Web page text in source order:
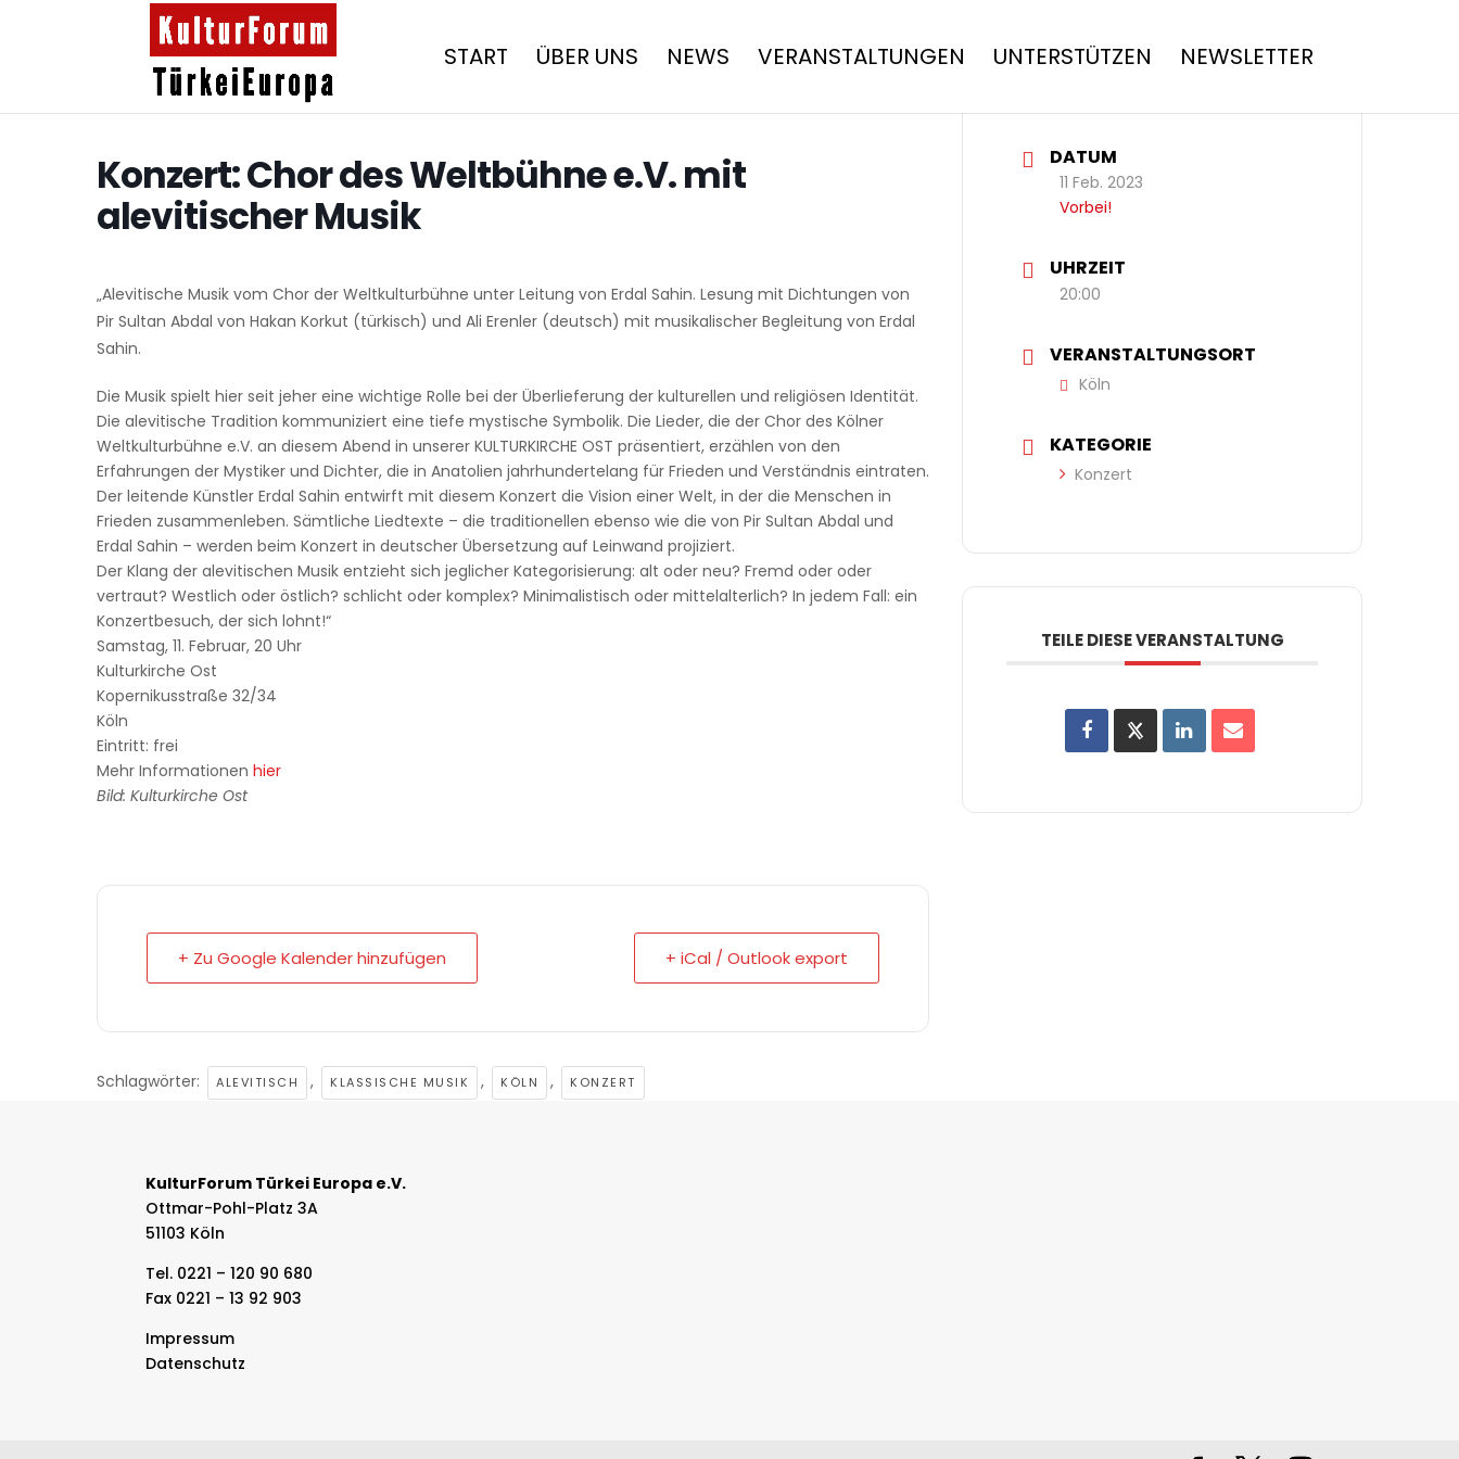
START ÜBER UNS NEWS VERANSTALTUNGEN UNTERSTÜTZEN NEWSLETTER
Konzert: Chor des Weltbühne e.V. mit
alevitischer Musik
„Alevitische Musik vom Chor der Weltkulturbühne unter Leitung von Erdal Sahin. Lesung mit Dichtungen von
Pir Sultan Abdal von Hakan Korkut (türkisch) und Ali Erenler (deutsch) mit musikalischer Begleitung von Erdal
Sahin.
Die Musik spielt hier seit jeher eine wichtige Rolle bei der Überlieferung der kulturellen und religiösen Identität.
Die alevitische Tradition kommuniziert eine tiefe mystische Symbolik. Die Lieder, die der Chor des Kölner
Weltkulturbühne e.V. an diesem Abend in unserer KULTURKIRCHE OST präsentiert, erzählen von den
Erfahrungen der Mystiker und Dichter, die in Anatolien jahrhundertelang für Frieden und Verständnis eintraten.
Der leitende Künstler Erdal Sahin entwirft mit diesem Konzert die Vision einer Welt, in der die Menschen in
Frieden zusammenleben. Sämtliche Liedtexte – die traditionellen ebenso wie die von Pir Sultan Abdal und
Erdal Sahin – werden beim Konzert in deutscher Übersetzung auf Leinwand projiziert.
Der Klang der alevitischen Musik entzieht sich jeglicher Kategorisierung: alt oder neu? Fremd oder oder
vertraut? Westlich oder östlich? schlicht oder komplex? Minimalistisch oder mittelalterlich? In jedem Fall: ein
Konzertbesuch, der sich lohnt!“
Samstag, 11. Februar, 20 Uhr
Kulturkirche Ost
Kopernikusstraße 32/34
Köln
Eintritt: frei
Mehr Informationen hier
Bild: Kulturkirche Ost
+ Zu Google Kalender hinzufügen + iCal / Outlook export
Schlagwörter: ALEVITISCH , KLASSISCHE MUSIK , KÖLN , KONZERT
DATUM
11 Feb. 2023
Vorbei!
UHRZEIT
20:00
VERANSTALTUNGSORT
Köln
KATEGORIE
Konzert
TEILE DIESE VERANSTALTUNG
KulturForum Türkei Europa e.V.
Ottmar-Pohl-Platz 3A
51103 Köln
Tel. 0221 – 120 90 680
Fax 0221 – 13 92 903
Impressum
Datenschutz